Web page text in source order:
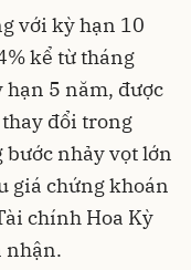
với kỳ hạn 10
kể từ tháng
5 năm, được
đổi trong
nhảy vọt lớn
giá chứng khoán
chính Hoa Kỳ
nhận.